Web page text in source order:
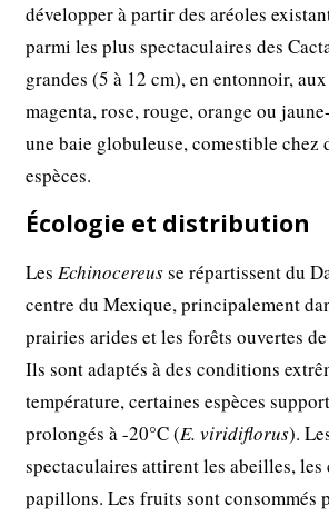
développer à partir des aréoles
parmi les plus spectaculaires des
grandes (5 à 12 cm), en entonnoir,
magenta, rose, rouge, orange ou
une baie globuleuse, comestible chez
espèces.
Écologie et distribution
LesEchinocereusse répartissent du
centre du Mexique, principalement
prairies arides et les forêts ouvertes
Ils sont adaptés à des conditions
température, certaines espèces
prolongés à -20°C (E. viridiflorus).
spectaculaires attirent les abeilles,
papillons. Les fruits sont consommés